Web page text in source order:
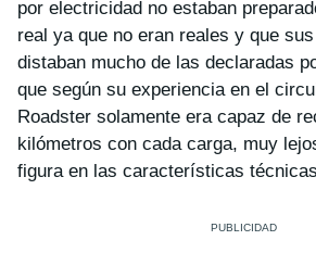
por electricidad no estaban
real ya que no eran reales y que
distaban mucho de las declaradas
que según su experiencia en el
Roadster solamente era capaz de
kilómetros con cada carga, muy
figura en las características